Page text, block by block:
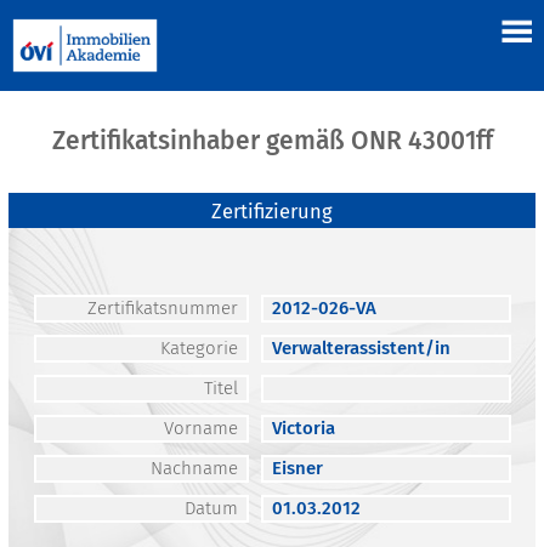
Zertifikatsinhaber gemäß ONR 43001ff
Zertifizierung
Zertifikatsnummer
2012-026-VA
Kategorie
Verwalterassistent/in
Titel
Vorname
Victoria
Nachname
Eisner
Datum
01.03.2012